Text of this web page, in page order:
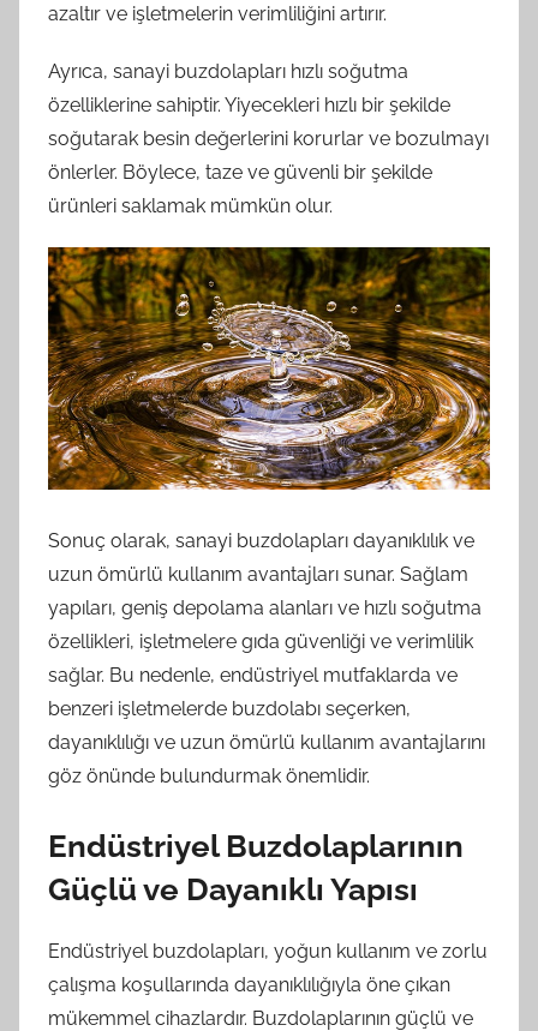
azaltır ve işletmelerin verimliliğini artırır.
Ayrıca, sanayi buzdolapları hızlı soğutma
özelliklerine sahiptir. Yiyecekleri hızlı bir şekilde
soğutarak besin değerlerini korurlar ve bozulmayı
önlerler. Böylece, taze ve güvenli bir şekilde
ürünleri saklamak mümkün olur.
Sonuç olarak, sanayi buzdolapları dayanıklılık ve
uzun ömürlü kullanım avantajları sunar. Sağlam
yapıları, geniş depolama alanları ve hızlı soğutma
özellikleri, işletmelere gıda güvenliği ve verimlilik
sağlar. Bu nedenle, endüstriyel mutfaklarda ve
benzeri işletmelerde buzdolabı seçerken,
dayanıklılığı ve uzun ömürlü kullanım avantajlarını
göz önünde bulundurmak önemlidir.
Endüstriyel Buzdolaplarının
Güçlü ve Dayanıklı Yapısı
Endüstriyel buzdolapları, yoğun kullanım ve zorlu
çalışma koşullarında dayanıklılığıyla öne çıkan
mükemmel cihazlardır. Buzdolaplarının güçlü ve